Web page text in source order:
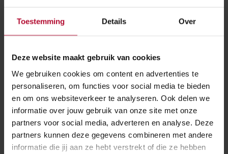
Toestemming Details Over
Deze website maakt gebruik van cookies
We gebruiken cookies om content en advertenties te
personaliseren, om functies voor social media te bieden
en om ons websiteverkeer te analyseren. Ook delen we
informatie over jouw gebruik van onze site met onze
partners voor social media, adverteren en analyse. Deze
partners kunnen deze gegevens combineren met andere
informatie die jij aan ze hebt verstrekt of die ze hebben
stappen nu in een lichte en overzichtelijke stationshal:
plafonds zijn verhoogd en de verlichting is aangepast.
stationspleinen. Zo sluit het station naadloos aan op
de stad en naastgelegen wijk. Ook is de perronkap
volledig gerenoveerd en zijn er zonnepanelen
geplaatst. De perrons zijn aangepast en verbreed en
het busstation is klaar voor gebruik. Daarnaast is er op
de perrons meer ruimte gecreëerd door onder andere
de wachtruimtes te verplaatsen.